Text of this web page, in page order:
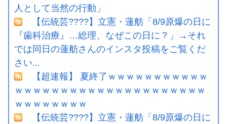
人として当然の行動」
【伝統芸????】立憲・蓮舫「8/9原爆の日に
『歯科治療』…総理、なぜこの日に？」→それ
では同日の蓮舫さんのインスタ投稿をご覧くだ
さい...
【超速報】 夏終了ｗｗｗｗｗｗｗｗｗｗｗ
ｗｗｗｗｗｗｗｗｗｗｗｗｗｗｗｗｗｗｗｗｗ
ｗｗｗｗｗｗｗｗ
【伝統芸????】立憲・蓮舫「8/9原爆の日に